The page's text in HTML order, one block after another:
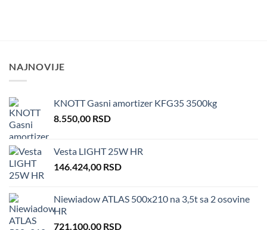
NAJNOVIJE
KNOTT Gasni amortizer KFG35 3500kg
8.550,00 RSD
Vesta LIGHT 25W HR
146.424,00 RSD
Niewiadow ATLAS 500x210 na 3,5t sa 2 osovine
HR
721.100,00 RSD